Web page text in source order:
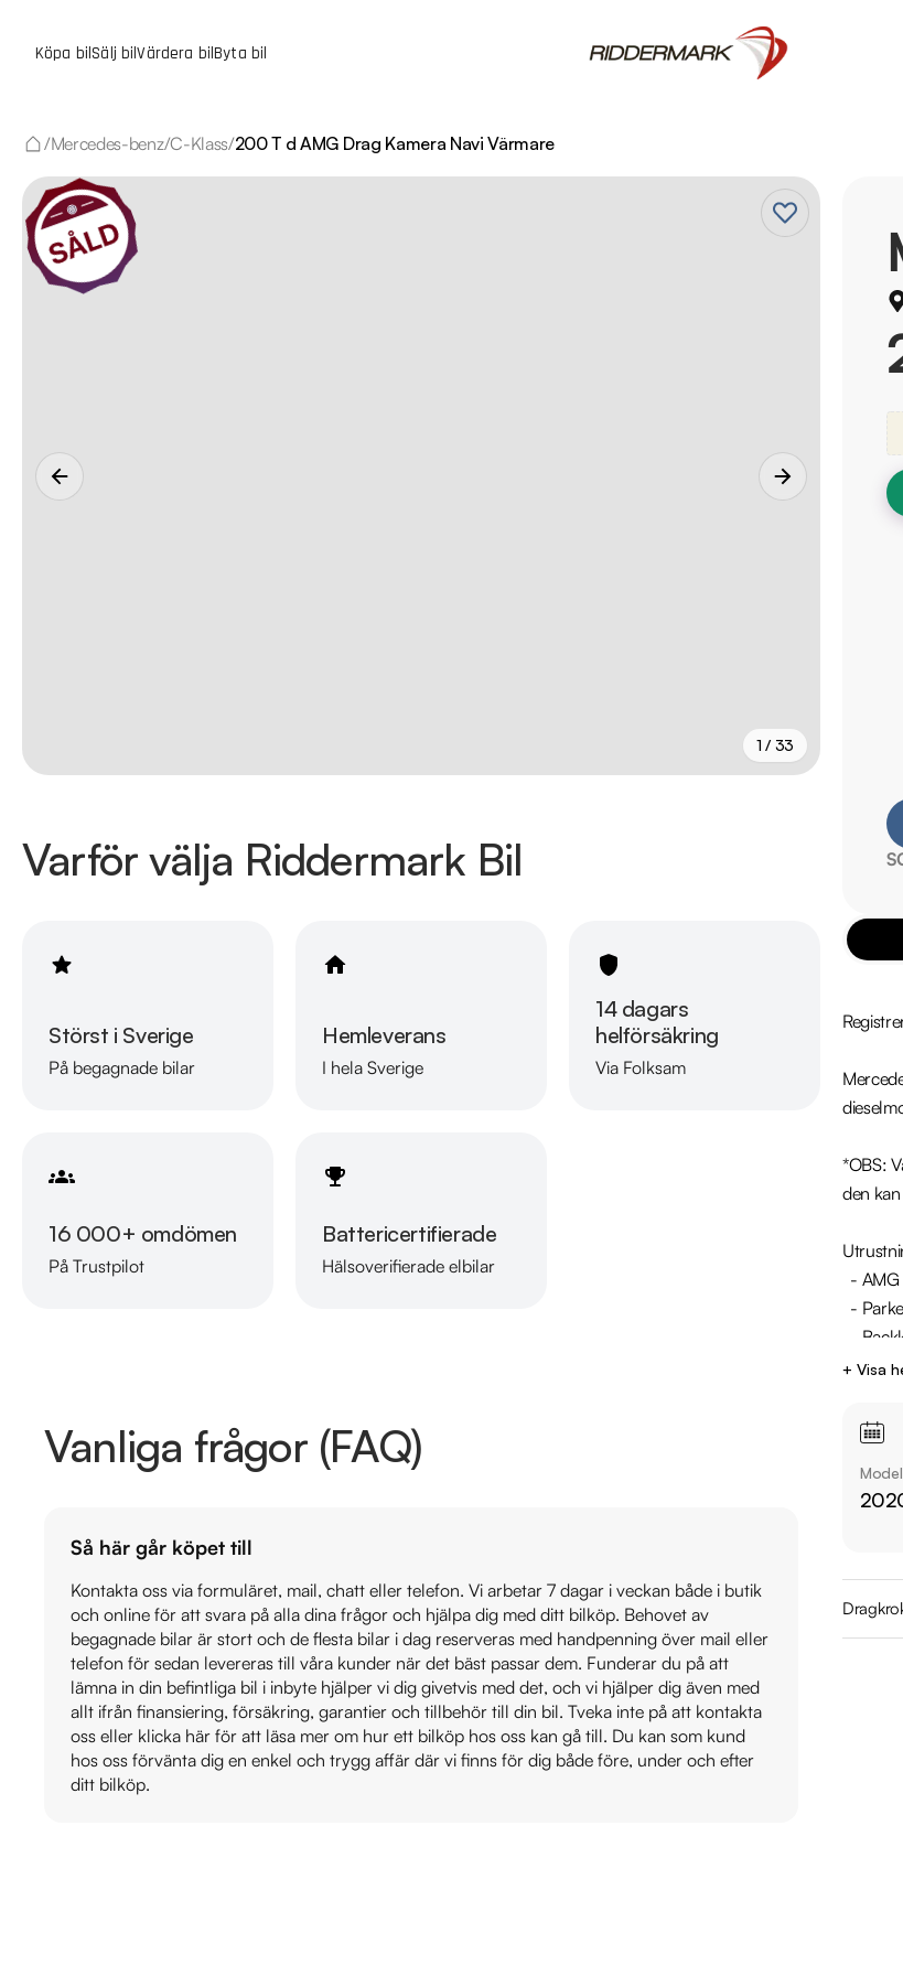
Köpa bilSälj bilVärdera bilByta bil
/Mercedes-benz/C-Klass/200 T d AMG Drag Kamera Navi Värmare
1 / 33
Varför välja Riddermark Bil
Störst i Sverige
På begagnade bilar
Hemleverans
I hela Sverige
14 dagars
helförsäkring
Via Folksam
16 000+ omdömen
På Trustpilot
Battericertifierade
Hälsoverifierade elbilar
Vanliga frågor (FAQ)
Så här går köpet till
Kontakta oss via formuläret, mail, chatt eller telefon. Vi arbetar 7 dagar i veckan både i butik
och online för att svara på alla dina frågor och hjälpa dig med ditt bilköp. Behovet av
begagnade bilar är stort och de flesta bilar i dag reserveras med handpenning över mail eller
telefon för sedan levereras till våra kunder när det bäst passar dem. Funderar du på att
lämna in din befintliga bil i inbyte hjälper vi dig givetvis med det, och vi hjälper dig även med
allt ifrån finansiering, försäkring, garantier och tillbehör till din bil. Tveka inte på att kontakta
oss eller klicka här för att läsa mer om hur ett bilköp hos oss kan gå till. Du kan som kund
hos oss förvänta dig en enkel och trygg affär där vi finns för dig både före, under och efter
ditt bilköp.
*OBS:
den
  - Navigation
Övrig
Vid
2023-
2024-
2025-
+ Visa